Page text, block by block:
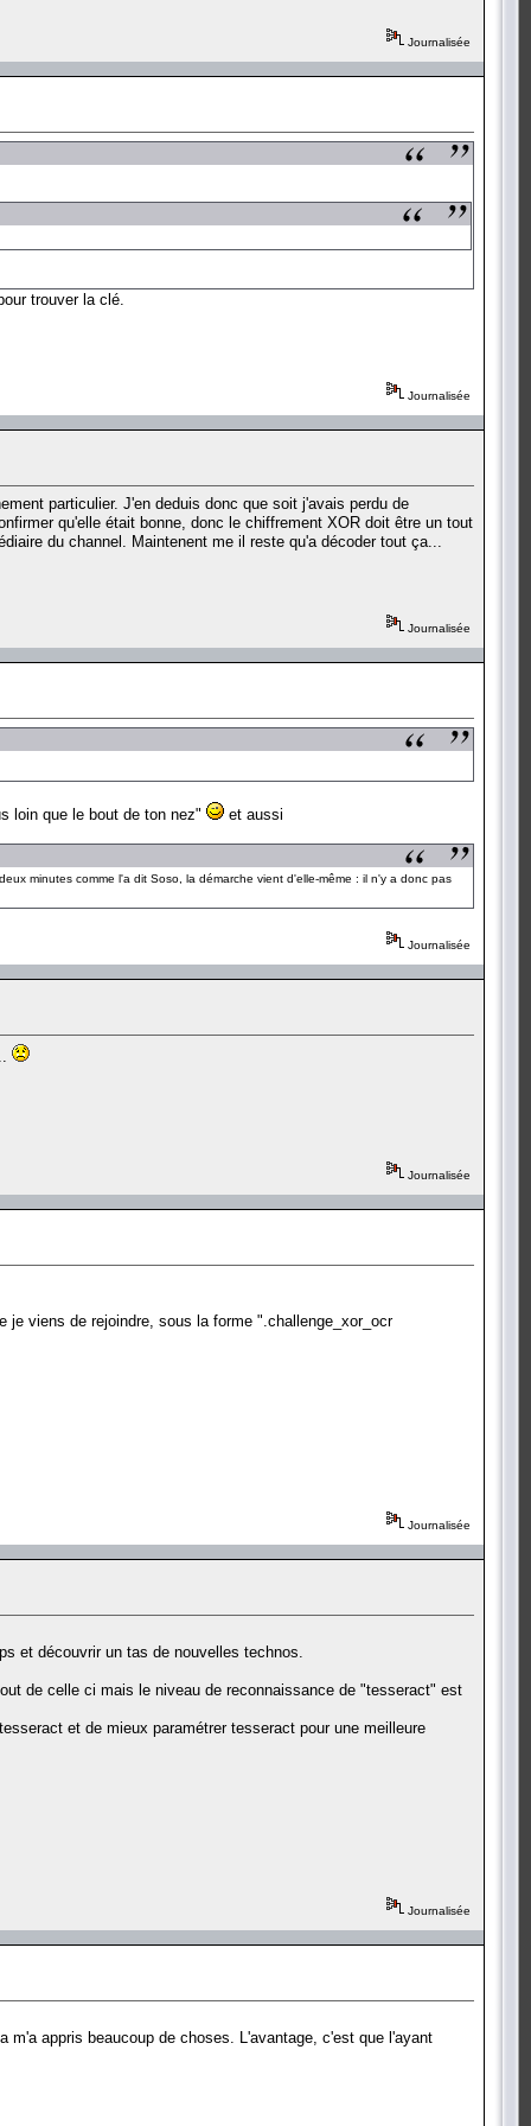
Journalisée
trouver la clé.
Journalisée
particulier. J'en deduis donc que soit j'avais perdu de
qu'elle était bonne, donc le chiffrement XOR doit être un tout
du channel. Maintenent me il reste qu'a décoder tout ça...
Journalisée
loin que le bout de ton nez" et aussi
minutes comme l'a dit Soso, la démarche vient d'elle-même : il n'y a donc pas
Journalisée
Journalisée
viens de rejoindre, sous la forme ".challenge_xor_ocr
Journalisée
et découvrir un tas de nouvelles technos.
de celle ci mais le niveau de reconnaissance de "tesseract" est
et de mieux paramétrer tesseract pour une meilleure
Journalisée
appris beaucoup de choses. L'avantage, c'est que l'ayant